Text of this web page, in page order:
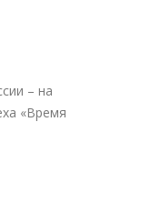
– на
«Время